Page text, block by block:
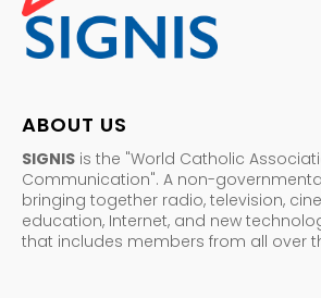
ABOUT US
SIGNIS is the "World Catholic
Communication". A non-
bringing together radio, television,
education, Internet, and new
that includes members from all over